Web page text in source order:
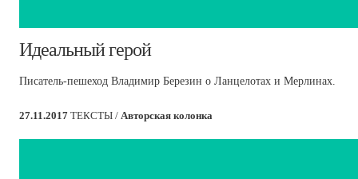
​Идеальный герой
Писатель-пешеход Владимир Березин о Ланцелотах и Мерлинах.
27.11.2017 ТЕКСТЫ / Авторская колонка